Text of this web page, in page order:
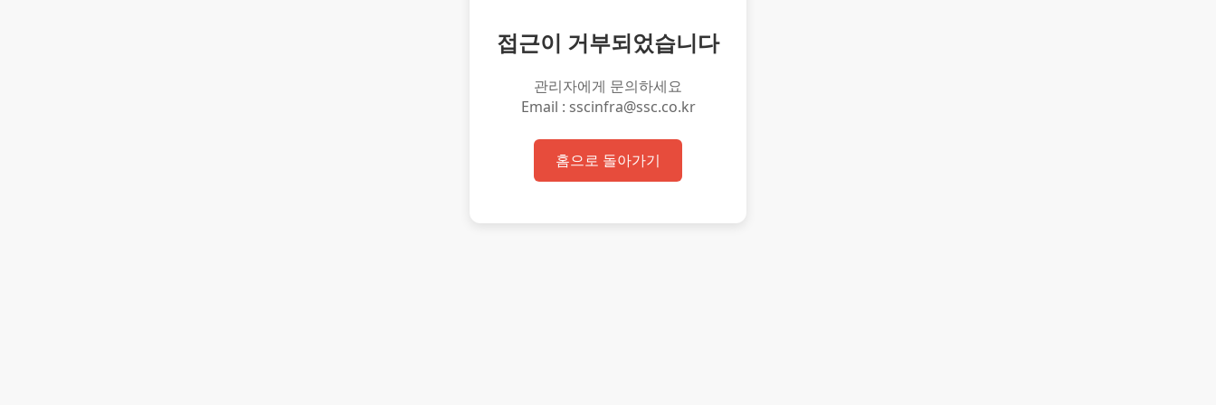
접근이 거부되었습니다
관리자에게 문의하세요
Email : sscinfra@ssc.co.kr
홈으로 돌아가기